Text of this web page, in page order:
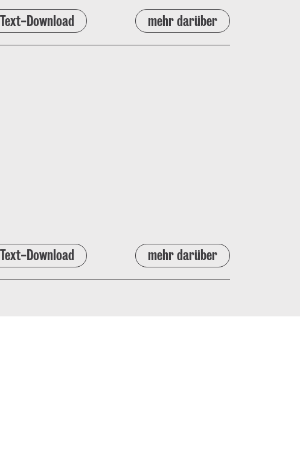
Text-Download mehr darüber
Text-Download mehr darüber